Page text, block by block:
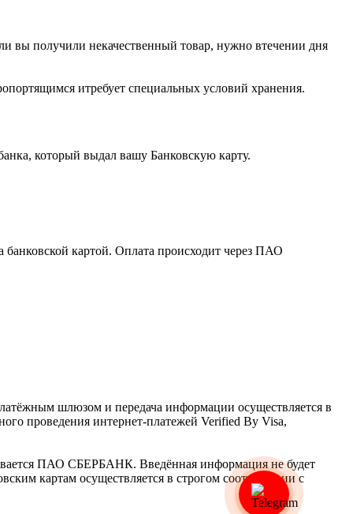
вы получили некачественный товар, нужно втечении дня
итребует специальных условий хранения.
который выдал вашу Банковскую карту.
картой. Оплата происходит через ПАО
шлюзом и передача информации осуществляется в
проведения интернет-платежей Verified By Visa,
ПАО СБЕРБАНК. Введённая информация не будет
картам осуществляется в строгом соответствии с